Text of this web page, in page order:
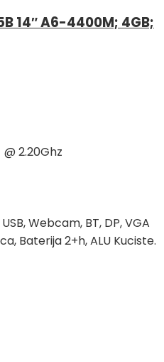
14″ A6-4400M; 4GB;
2.20Ghz
Webcam, BT, DP, VGA
Baterija 2+h, ALU Kuciste.